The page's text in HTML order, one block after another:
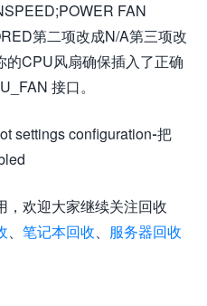
FAN
第二项改成N/A第三项改
的CPU风扇确保插入了正确
接口。
settings configuration-把
，欢迎大家继续关注回收
笔记本回收
服务器回收